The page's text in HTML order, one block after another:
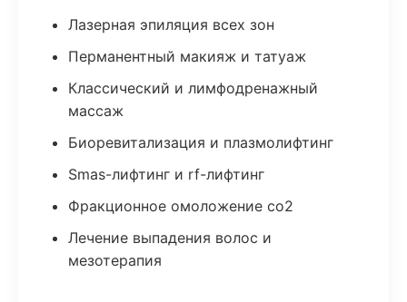
Лазерная эпиляция всех зон
Перманентный макияж и татуаж
Классический и лимфодренажный
массаж
Биоревитализация и плазмолифтинг
Smas-лифтинг и rf-лифтинг
Фракционное омоложение co2
Лечение выпадения волос и
мезотерапия